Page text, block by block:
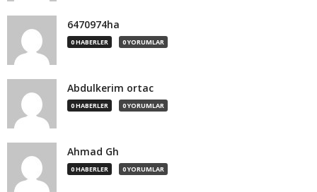
6470974ha
0 HABERLER 0 YORUMLAR
Abdulkerim ortac
0 HABERLER 0 YORUMLAR
Ahmad Gh
0 HABERLER 0 YORUMLAR